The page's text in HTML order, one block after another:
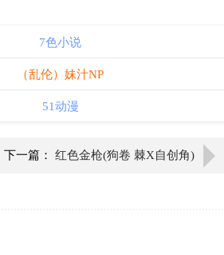
7色小说
（乱伦）妹汁NP
51动漫
下一篇： 红色金枪(狗卷 棘X自创角)